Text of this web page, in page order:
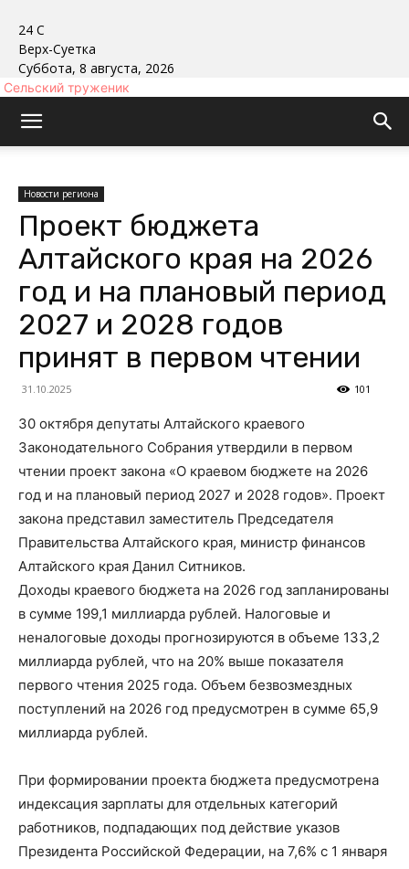
24 C
Верх-Суетка
Суббота, 8 августа, 2026
Сельский труженик
Новости региона
Проект бюджета
Алтайского края на 2026
год и на плановый период
2027 и 2028 годов
принят в первом чтении
31.10.2025 101
30 октября депутаты Алтайского краевого
Законодательного Собрания утвердили в первом
чтении проект закона «О краевом бюджете на 2026
год и на плановый период 2027 и 2028 годов». Проект
закона представил заместитель Председателя
Правительства Алтайского края, министр финансов
Алтайского края Данил Ситников.
Доходы краевого бюджета на 2026 год запланированы
в сумме 199,1 миллиарда рублей. Налоговые и
неналоговые доходы прогнозируются в объеме 133,2
миллиарда рублей, что на 20% выше показателя
первого чтения 2025 года. Объем безвозмездных
поступлений на 2026 год предусмотрен в сумме 65,9
миллиарда рублей.
При формировании проекта бюджета предусмотрена
индексация зарплаты для отдельных категорий
работников, подпадающих под действие указов
Президента Российской Федерации, на 7,6% с 1 января